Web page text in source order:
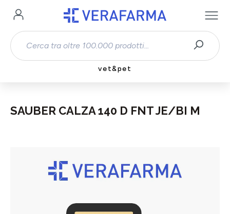
Passa al contenuto principale
vet&pet
SAUBER CALZA 140 D FNT JE/BI M